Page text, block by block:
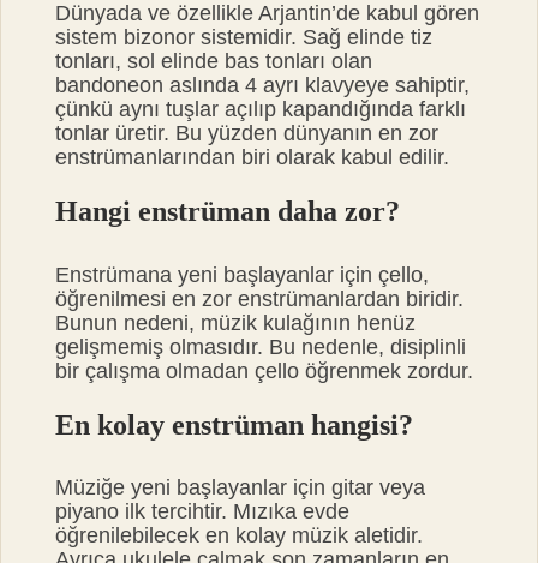
Dünyada ve özellikle Arjantin’de kabul gören
sistem bizonor sistemidir. Sağ elinde tiz
tonları, sol elinde bas tonları olan
bandoneon aslında 4 ayrı klavyeye sahiptir,
çünkü aynı tuşlar açılıp kapandığında farklı
tonlar üretir. Bu yüzden dünyanın en zor
enstrümanlarından biri olarak kabul edilir.
Hangi enstrüman daha zor?
Enstrümana yeni başlayanlar için çello,
öğrenilmesi en zor enstrümanlardan biridir.
Bunun nedeni, müzik kulağının henüz
gelişmemiş olmasıdır. Bu nedenle, disiplinli
bir çalışma olmadan çello öğrenmek zordur.
En kolay enstrüman hangisi?
Müziğe yeni başlayanlar için gitar veya
piyano ilk tercihtir. Mızıka evde
öğrenilebilecek en kolay müzik aletidir.